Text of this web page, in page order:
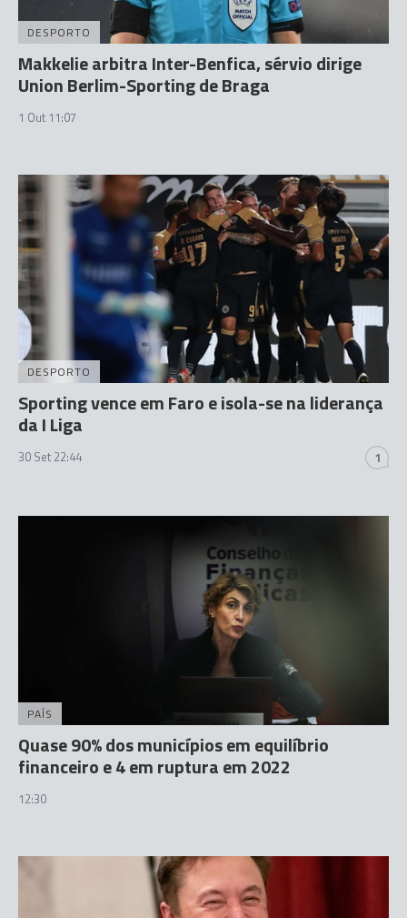
DESPORTO
Makkelie arbitra Inter-Benfica, sérvio dirige
Union Berlim-Sporting de Braga
1 Out 11:07
DESPORTO
Sporting vence em Faro e isola-se na liderança
da I Liga
30 Set 22:44 1
PAÍS
Quase 90% dos municípios em equilíbrio
financeiro e 4 em ruptura em 2022
12:30